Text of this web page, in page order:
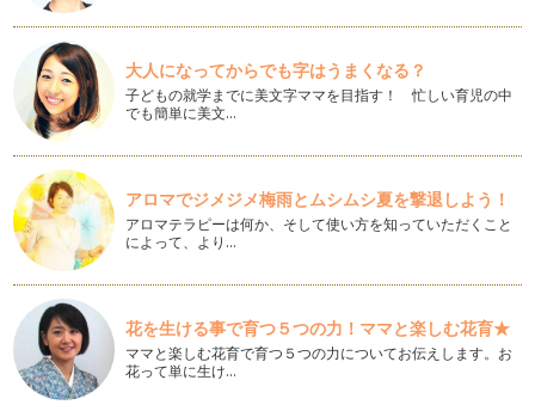
【キッズクッキングレッスン】☆七夕☆
梅雨明けし、夏本番の2013年夏。今日は七夕☆七夕をテーマ
に、キッズクッキングレ…
パパいつもありがとう！父の日キッズクッキング！
「父の日」ってなに？？ 「パパに感謝をする日。」「パパに
ありがとう♪とい…
【キッズクッキング】こどもの日＆母の日
５月５日は、こどもの日。もとは五節句のひとつ「端午の節
句」にあたり、江戸時代のころから男の…
おもてなしにもぴったり♪カラフルトマトでジェノベーゼパス
タ♪
4月、春ですね～☆皆さま、今年度もどうぞ中原麻衣子をよ
ろし…
大人になってからでも字はうまくなる？
子どもの就学までに美文字ママを目指す！ 忙しい育児の中
でも簡単に美文…
アロマでジメジメ梅雨とムシムシ夏を撃退しよう！
アロマテラピーは何か、そして使い方を知っていただくこと
によって、より…
花を生ける事で育つ５つの力！ママと楽しむ花育★
ママと楽しむ花育で育つ５つの力についてお伝えします。お
花って単に生け…